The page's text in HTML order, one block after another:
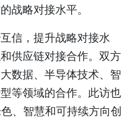
战略对接水平。
信，提升战略对接水
供应链对接合作。双方
数据、半导体技术、智
等领域的合作。此访也
、智慧和可持续方向创